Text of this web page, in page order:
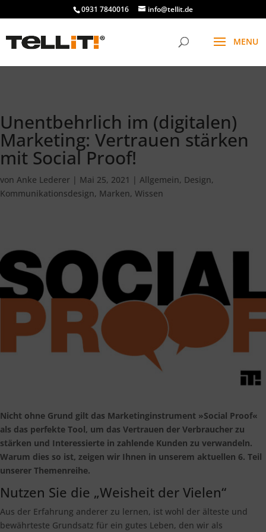
################# SINGLE
0931 7840016 info@tellit.de
Unentbehrlich im (digitalen)
Marketing: Vertrauen stärken
mit Social Proof!
von Anke Lederer | Mai 25, 2021 | Allgemein, Design,
Kommunikationsdesign, Marken, Wissen
Nicht ohne Grund gilt das Marketinginstrument »Social Proof«
als das perfekte Tool, um das Vertrauen der Verbraucher zu
stärken und Interessierte in zahlende Kunden zu verwandeln.
Warum dies so ist, zeigen wir Ihnen in unserem aktuellen 6. Teil
unserer Themenreihe.
Nutzen Sie die „Weisheit der Vielen“
Aus der Erfahrung anderer zu lernen, ist wohl der älteste und
bewährteste Grundsatz für ein gutes Leben, den wir als